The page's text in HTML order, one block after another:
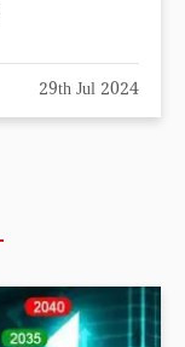
29th Jul 2024